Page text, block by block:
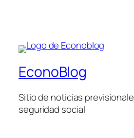
EconoBlog
Sitio de noticias
seguridad social